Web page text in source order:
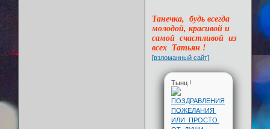
Танечка, будь всегда
молодой, красивой и
самой счастливой из
всех Татьян !
[взломанный сайт]
Тынц !